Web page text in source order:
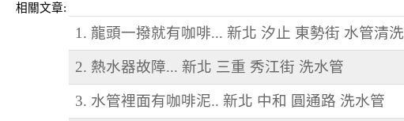
相關文章:
1. 龍頭一撥就有咖啡... 新北 汐止 東勢街 水管清洗
2. 熱水器故障... 新北 三重 秀江街 洗水管
3. 水管裡面有咖啡泥.. 新北 中和 圓通路 洗水管